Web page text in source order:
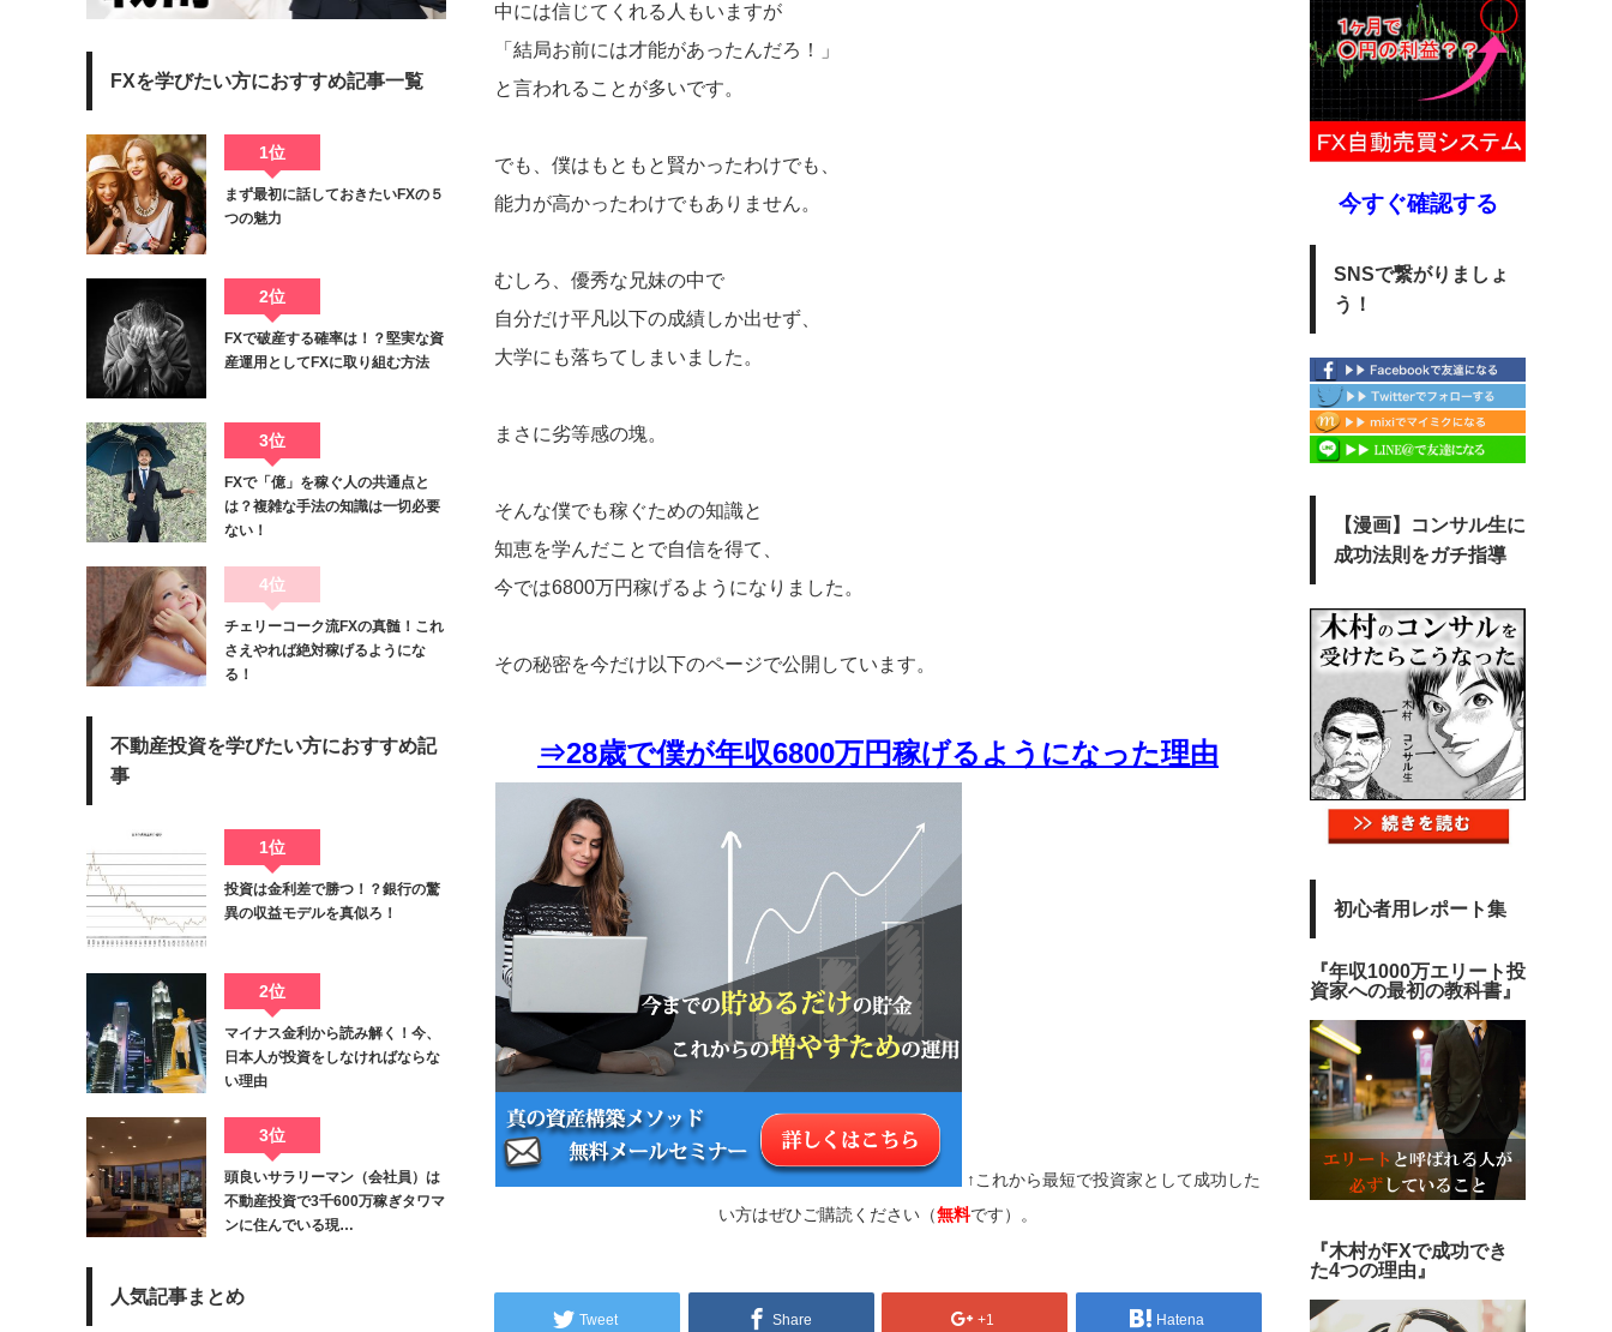
中には信じてくれる人もいますが
「結局お前には才能があったんだろ！」
と言われることが多いです。
でも、僕はもともと賢かったわけでも、
能力が高かったわけでもありません。
むしろ、優秀な兄妹の中で
自分だけ平凡以下の成績しか出せず、
大学にも落ちてしまいました。
まさに劣等感の塊。
そんな僕でも稼ぐための知識と
知恵を学んだことで自信を得て、
今では6800万円稼げるようになりました。
その秘密を今だけ以下のページで公開しています。
⇒28歳で僕が年収6800万円稼げるようになった理由
↑これから最短で投資家として成功した
い方はぜひご購読ください（無料です）。
Tweet Share +1 Hatena
FXを学びたい方におすすめ記事一覧
1位
まず最初に話しておきたいFXの５
つの魅力
2位
FXで破産する確率は！？堅実な資
産運用としてFXに取り組む方法
3位
FXで「億」を稼ぐ人の共通点と
は？複雑な手法の知識は一切必要
ない！
4位
チェリーコーク流FXの真髄！これ
さえやれば絶対稼げるようにな
る！
不動産投資を学びたい方におすすめ記
事
1位
投資は金利差で勝つ！？銀行の驚
異の収益モデルを真似ろ！
2位
マイナス金利から読み解く！今、
日本人が投資をしなければならな
い理由
3位
頭良いサラリーマン（会社員）は
不動産投資で3千600万稼ぎタワマ
ンに住んでいる現…
人気記事まとめ
今すぐ確認する
SNSで繋がりましょ
う！
【漫画】コンサル生に
成功法則をガチ指導
初心者用レポート集
『年収1000万エリート投
資家への最初の教科書』
『木村がFXで成功でき
た4つの理由』